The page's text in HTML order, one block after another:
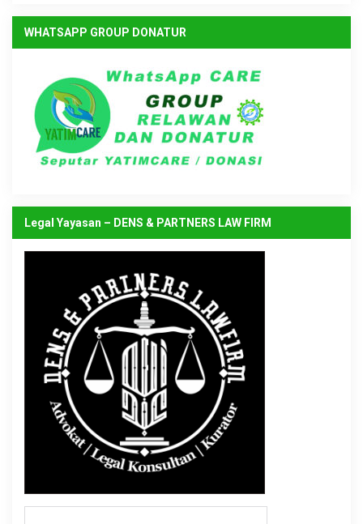
WHATSAPP GROUP DONATUR
Legal Yayasan – DENS & PARTNERS LAW FIRM